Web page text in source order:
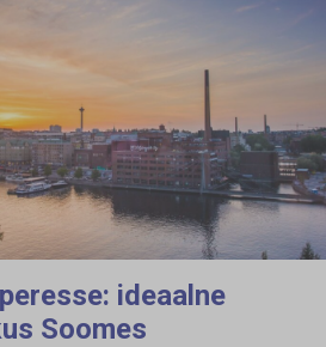
ideaalne
Soomes